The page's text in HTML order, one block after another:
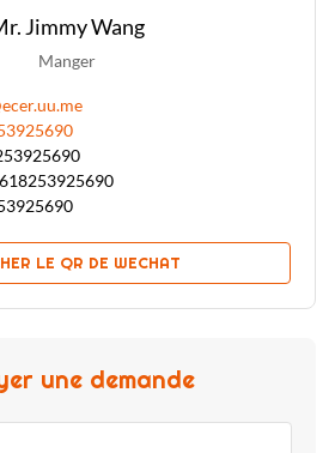
Jimmy Wang
Manger
LE QR DE WECHAT
une demande